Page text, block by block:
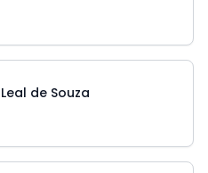
de Souza